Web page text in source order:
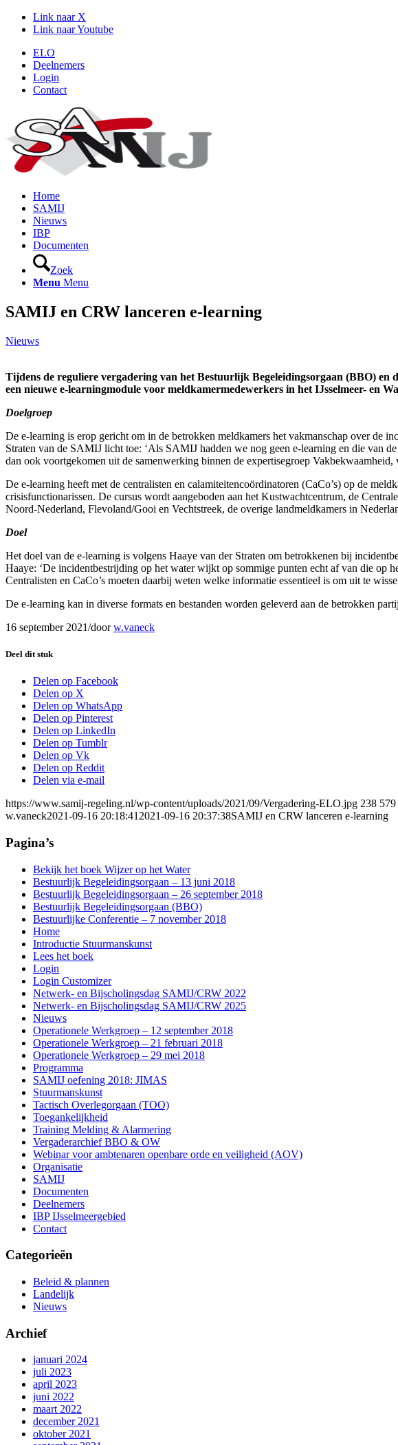
Link naar X
Link naar Youtube
ELO
Deelnemers
Login
Contact
Home
SAMIJ
Nieuws
IBP
Documenten
Zoek
Menu Menu
SAMIJ en CRW lanceren e-learning
Nieuws
Tijdens de reguliere vergadering van het Bestuurlijk Begeleidingsorgaan (BBO) en
een nieuwe e-learningmodule voor meldkamermedewerkers in het IJsselmeer- en
Doelgroep
De e-learning is erop gericht om in de betrokken meldkamers het vakmanschap over de
Straten van de SAMIJ licht toe: ‘Als SAMIJ hadden we nog geen e-learning en die van
dan ook voortgekomen uit de samenwerking binnen de expertisegroep
De e-learning heeft met de centralisten en calamiteitencoördinatoren (CaCo’s) op de
crisisfunctionarissen. De cursus wordt aangeboden aan het Kustwachtcentrum, de
Noord-Nederland, Flevoland/Gooi en Vechtstreek, de overige landmeldkamers in
Doel
Het doel van de e-learning is volgens Haaye van der Straten om betrokkenen bij
Haaye: ‘De incidentbestrijding op het water wijkt op sommige punten echt af van die op
Centralisten en CaCo’s moeten daarbij weten welke informatie essentieel is om uit te
De e-learning kan in diverse formats en bestanden worden geleverd aan de betrokken
16 september 2021/doorw.vaneck
Deel dit stuk
Delen op Facebook
Delen op X
Delen op WhatsApp
Delen op Pinterest
Delen op LinkedIn
Delen op Tumblr
Delen op Vk
Delen op Reddit
Delen via e-mail
https://www.samij-regeling.nl/wp-content/uploads/2021/09/Vergadering-ELO.jpg 238 579
w.vaneck2021-09-16 20:18:41 2021-09-16 20:37:38SAMIJ en CRW lanceren e-learning
Pagina’s
Bekijk het boek Wijzer op het Water
Bestuurlijk Begeleidingsorgaan – 13 juni 2018
Bestuurlijk Begeleidingsorgaan – 26 september 2018
Bestuurlijk Begeleidingsorgaan (BBO)
Bestuurlijke Conferentie – 7 november 2018
Home
Introductie Stuurmanskunst
Lees het boek
Login
Login Customizer
Netwerk- en Bijscholingsdag SAMIJ/CRW 2022
Netwerk- en Bijscholingsdag SAMIJ/CRW 2025
Nieuws
Operationele Werkgroep – 12 september 2018
Operationele Werkgroep – 21 februari 2018
Operationele Werkgroep – 29 mei 2018
Programma
SAMIJ oefening 2018: JIMAS
Stuurmanskunst
Tactisch Overlegorgaan (TOO)
Toegankelijkheid
Training Melding & Alarmering
Vergaderarchief BBO & OW
Webinar voor ambtenaren openbare orde en veiligheid (AOV)
Organisatie
SAMIJ
Documenten
Deelnemers
IBP IJsselmeergebied
Contact
Categorieën
Beleid & plannen
Landelijk
Nieuws
Archief
januari 2024
juli 2023
april 2023
juni 2022
maart 2022
december 2021
oktober 2021